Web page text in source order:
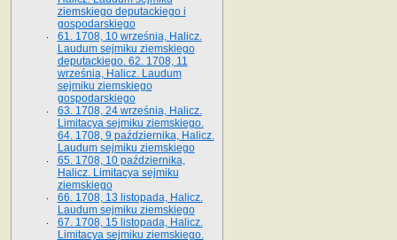
ziemskiego deputackiego i
gospodarskiego
61. 1708, 10 września, Halicz.
Laudum sejmiku ziemskiego
deputackiego. 62. 1708, 11
września, Halicz. Laudum
sejmiku ziemskiego
gospodarskiego
63. 1708, 24 września, Halicz.
Limitacya sejmiku ziemskiego.
64. 1708, 9 października, Halicz.
Laudum sejmiku ziemskiego
65­. 1708, 10 października,
Halicz. Limitacya sejmiku
ziemskiego
66. 1708, 13 listopada, Halicz.
Laudum sejmiku ziemskiego
67. 1708, 15 listopada, Halicz.
Limitacya sejmiku ziemskiego.